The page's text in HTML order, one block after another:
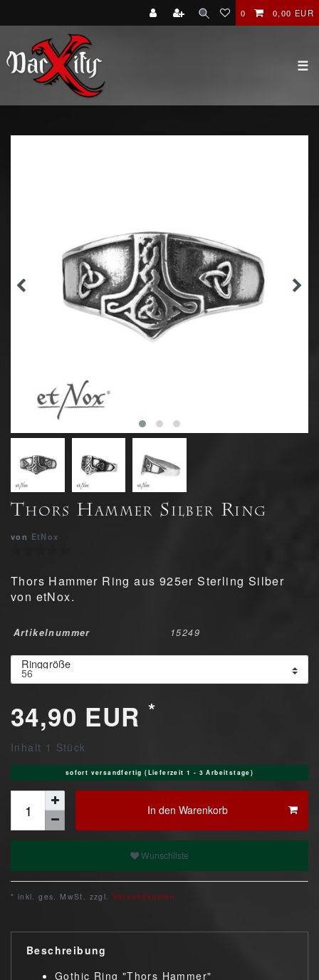
0 0,00 EUR
☰
Thors Hammer Silber Ring
von EtNox
Thors Hammer Ring aus 925er Sterling Silber
von etNox.
Artikelnummer 15249
Ringgröße
34,90 EUR *
Inhalt 1 Stück
sofort versandfertig (Lieferzeit 1 - 3 Arbeitstage)
In den Warenkorb
Wunschliste
* inkl. ges. MwSt. zzgl. Versandkosten
Beschreibung
Gothic Ring "Thors Hammer"